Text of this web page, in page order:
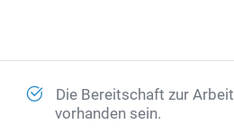
Die Bereitschaft zur
vorhanden sein.